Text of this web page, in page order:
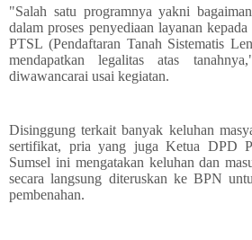
"Salah satu programnya yakni
dalam proses penyediaan layanan
PTSL (Pendaftaran Tanah Sistematis
mendapatkan legalitas atas
diwawancarai usai kegiatan.
Disinggung terkait banyak keluhan
sertifikat, pria yang juga Ketua DPD
Sumsel ini mengatakan keluhan dan
secara langsung diteruskan ke BPN
pembenahan.